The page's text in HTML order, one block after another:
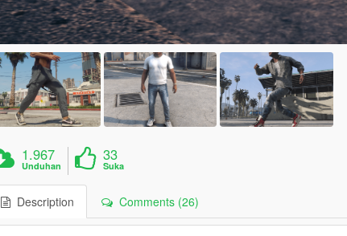
1.967
Unduhan
33
Suka
Description Comments (26)